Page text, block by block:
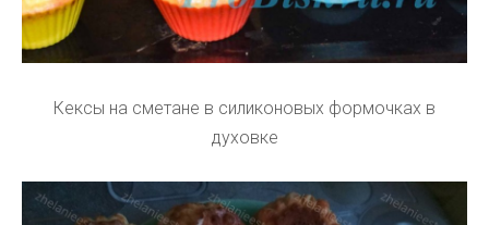
Кексы на сметане в силиконовых формочках в
духовке